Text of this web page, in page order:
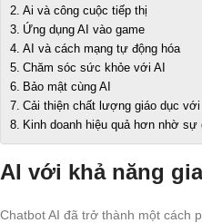
Ai và công cuộc tiếp thị
Ứng dụng AI vào game
AI và cách mạng tự động hóa
Chăm sóc sức khỏe với AI
Bảo mật cùng AI
Cải thiện chất lượng giáo dục với
Kinh doanh hiệu quả hơn nhờ sự
AI với khả năng
Chatbot AI đã trở thành một cách